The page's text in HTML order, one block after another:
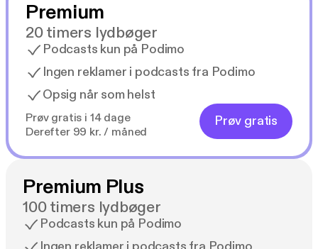
Premium
20 timers lydbøger
Podcasts kun på Podimo
Ingen reklamer i podcasts fra Podimo
Opsig når som helst
Prøv gratis i 14 dage
Derefter 99 kr. / måned
Prøv gratis
Premium Plus
100 timers lydbøger
Podcasts kun på Podimo